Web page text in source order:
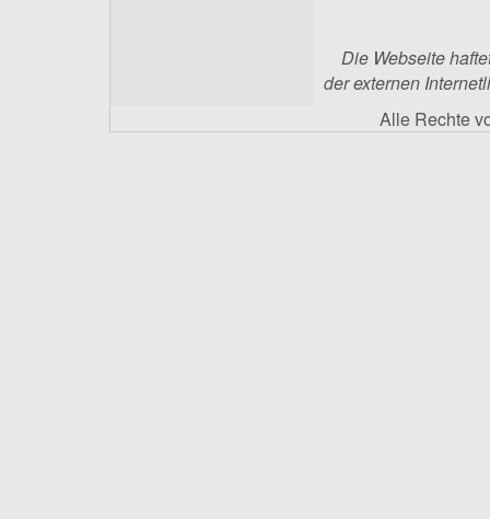
Die Webseite
der externen
Alle Rechte